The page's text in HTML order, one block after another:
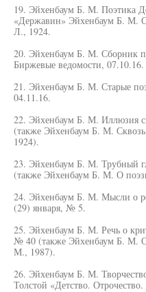
19. Эйхенбаум Б. М. Поэтика
«Державин» Эйхенбаум Б. М.
Л., 1924.
20. Эйхенбаум Б. М. Сборник
Биржевые ведомости, 07.10.16.
21. Эйхенбаум Б. М. Старые
04.11.16.
22. Эйхенбаум Б. М. Иллюзия
(также Эйхенбаум Б. М.
1924).
23. Эйхенбаум Б. М. Трубный
(также Эйхенбаум Б. М. О
24. Эйхенбаум Б. М. Мысли о
(29) января, № 5.
25. Эйхенбаум Б. М. Речь о
№ 40 (также Эйхенбаум Б. М. О
М., 1987).
26. Эйхенбаум Б. М.
Толстой «Детство.